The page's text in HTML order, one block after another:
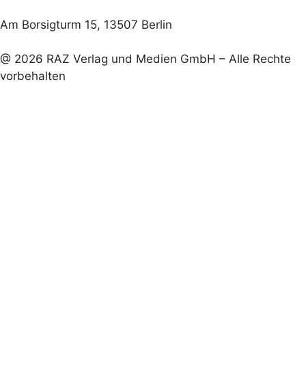
Am Borsigturm 15, 13507 Berlin
@ 2026 RAZ Verlag und Medien GmbH – Alle Rechte
vorbehalten